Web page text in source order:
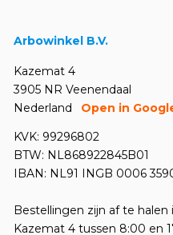
Arbowinkel B.V.
Kazemat 4
3905 NR Veenendaal
Nederland
Open in
KVK: 99296802
BTW: NL868922845B01
IBAN: NL91 INGB 0006
Bestellingen zijn af te halen
Kazemat 4 tussen 8:00 en